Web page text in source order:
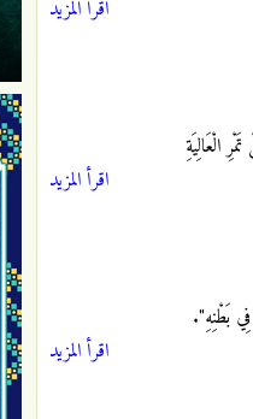
اقرأ المزيد
الْعَالِيَةِ
اقرأ المزيد
بَطْنِهِ‏".
اقرأ المزيد